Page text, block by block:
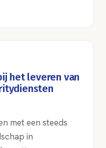
het leveren van
met een steeds
in